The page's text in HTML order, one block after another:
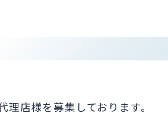
店様を募集しております。